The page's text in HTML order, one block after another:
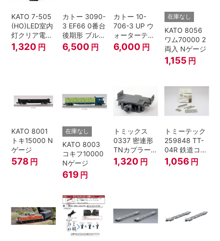
KATO 7-505
(HO)LED室内
灯クリア電球
色
1,320 円
カトー 3090-
3 EF66 0番台
後期形 ブルー
トレイン牽引
機
6,500 円
カトー 10-
706-3 UP ウ
ォーターテン
ダー 2両入
6,000 円
在庫なし
KATO 8056
ワム70000 2
両入 Nゲージ
1,155 円
KATO 8001
トキ15000 N
ゲージ
578 円
在庫なし
KATO 8003
コキフ10000
Nゲージ
619 円
トミックス
0337 密連形
TNカプラー
(6個入・SPタ
イプ)
1,320 円
トミーテック
259848 TT-
04R 鉄道コレ
クション
1,056 円